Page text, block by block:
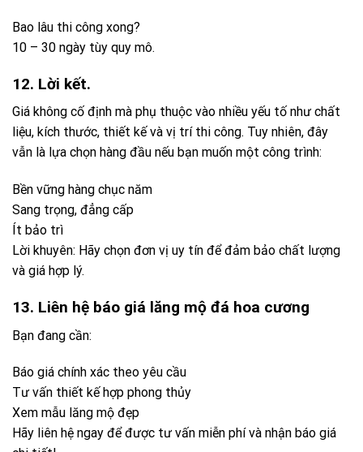
13. Liên hệ báo giá lăng mộ đá hoa cương
Bạn đang cần:
Báo giá chính xác theo yêu cầu
Tư vấn thiết kế hợp phong thủy
Xem mẫu lăng mộ đẹp
Hãy liên hệ ngay để được tư vấn miễn phí và nhận báo giá
chi tiết!
This entry was posted in
BMC